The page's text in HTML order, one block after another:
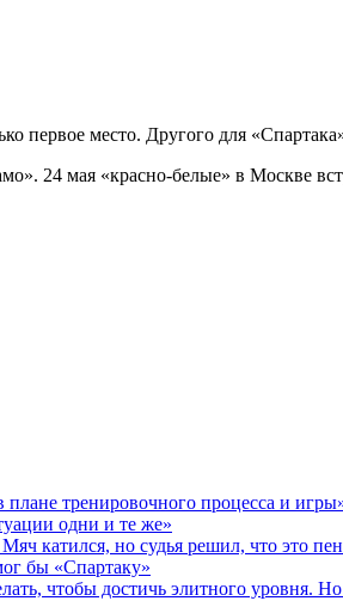
первое место. Другого для
24 мая «красно‑белые» в Москве
тренировочного процесса и
одни и те же»
катился, но судья решил, что это
бы «Спартаку»
чтобы достичь элитного уровня.